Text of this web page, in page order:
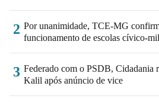
2 Por unanimidade, TCE-MG
funcionamento de escolas cívico-
3 Federado com o PSDB, Cidadania
Kalil após anúncio de vice